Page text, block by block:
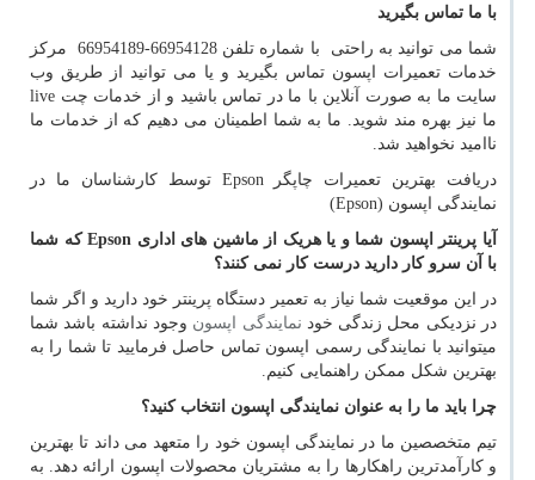
با ما تماس بگیرید
شما می توانید به راحتی با شماره تلفن 66954128-66954189 مرکز
خدمات تعمیرات اپسون تماس بگیرید و یا می توانید از طریق وب
سایت ما به صورت آنلاین با ما در تماس باشید و از خدمات چت live
ما نیز بهره مند شوید. ما به شما اطمینان می دهیم که از خدمات ما
ناامید نخواهید شد.
دریافت بهترین تعمیرات چاپگرEpson توسط کارشناسان ما در
نمایندگی اپسون (Epson
)
آیا پرینتر اپسون شما و یا هریک از ماشین های اداری Epsonکه شما
با آن سرو کار دارید درست کار نمی کنند؟
در این موقعیت شما نیاز به تعمیر دستگاه پرینتر خود دارید و اگر شما
در نزدیکی محل زندگی خود نمایندگی اپسون وجود نداشته باشد شما
میتوانید با نمایندگی رسمی اپسون تماس حاصل فرمایید تا شما را به
بهترین شکل ممکن راهنمایی کنیم.
چرا باید ما را به عنوان نمایندگی اپسون انتخاب کنید؟
تیم متخصصین ما در نمایندگی اپسون خود را متعهد می داند تا بهترین
و کارآمدترین راهکارها را به مشتریان محصولات اپسون ارائه دهد. به